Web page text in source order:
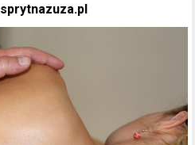
sprytnazuza.pl